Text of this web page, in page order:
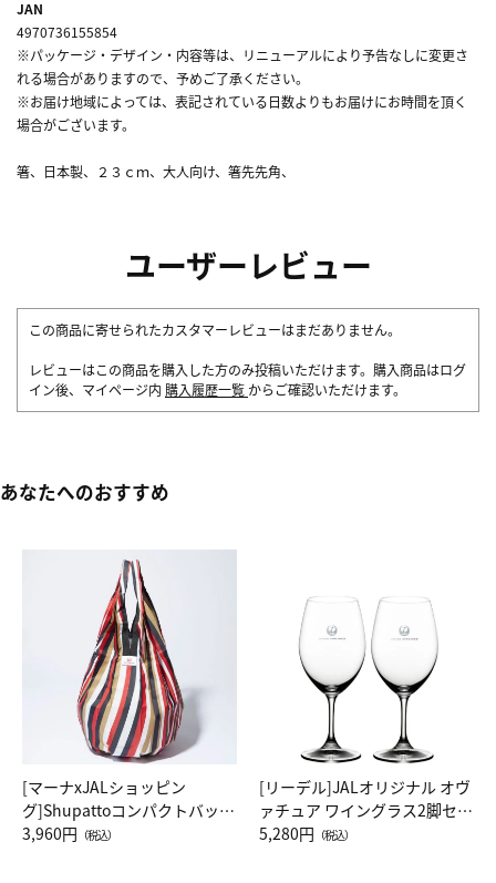
JAN
4970736155854
※パッケージ・デザイン・内容等は、リニューアルにより予告なしに変更さ
れる場合がありますので、予めご了承ください。
※お届け地域によっては、表記されている日数よりもお届けにお時間を頂く
場合がございます。
箸、日本製、２３ｃｍ、大人向け、箸先先角、
ユーザーレビュー
この商品に寄せられたカスタマーレビューはまだありません。
レビューはこの商品を購入した方のみ投稿いただけます。購入商品はログ
イン後、マイページ内 購入履歴一覧 からご確認いただけます。
あなたへのおすすめ
[マーナxJALショッピン
グ]Shupattoコンパクトバッグ
Drop JAL客室乗務員（LC）ス
3,960円 （税込）
[リーデル]JALオリジナル オヴ
ァチュア ワイングラス2脚セッ
ト（レッドワイン）
5,280円 （税込）